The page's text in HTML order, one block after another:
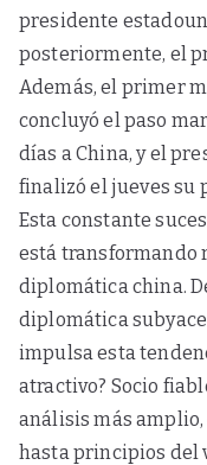
presidente
posteriormente, el
Además, el primer
concluyó el paso
días a China, y el
finalizó el jueves su
Esta constante
está transformando
diplomática china.
diplomática
impulsa esta
atractivo? Socio
análisis más
hasta principios del